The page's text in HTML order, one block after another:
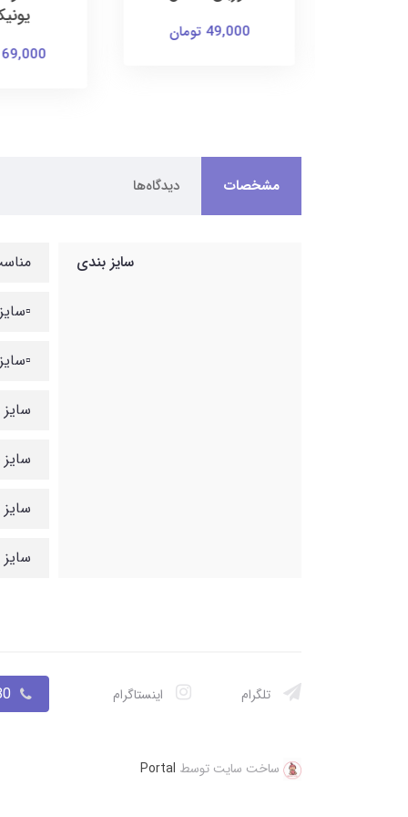
49,000 تومان
169,000
مشخصات دیدگاه‌ها
سایز بندی مناسب 9 ماه تا
▫️سایز 1: قد هودی 37، پهنا 29، قد آستین 32، قد شلوار 41، بلندی فاق 20
▫️سایز 2: قد هودی 39، پهنا 31، قد آستین 34، قد شلوار 44، بلندی فاق 22▫️
سایز 3: قد هودی 41، پهنا 31، قد آستین 36، قد شلوار 47، بلندی فاق 22▫️
سایز 4: قد هودی 42، پهنا 44، قد آستین 38، قد شلوار 50، بلندی فاق 24▫️
سایز 5: قد هودی 43، پهنا 34، قد آستین 39، قد شلوار 55، بلندی فاق 25▫️
سایز 6: قد هودی 45، پهنا 34، قد آستین 40، قد شلوار 56
تلگرام اینستاگرام
ساخت سایت توسط Portal